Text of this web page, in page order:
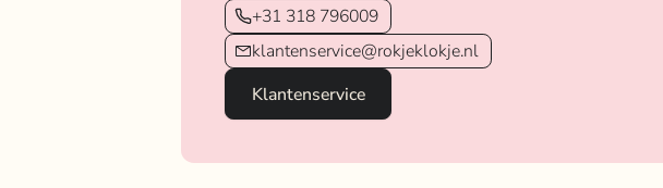
+31 318 796009
klantenservice@rokjeklokje.nl
Klantenservice